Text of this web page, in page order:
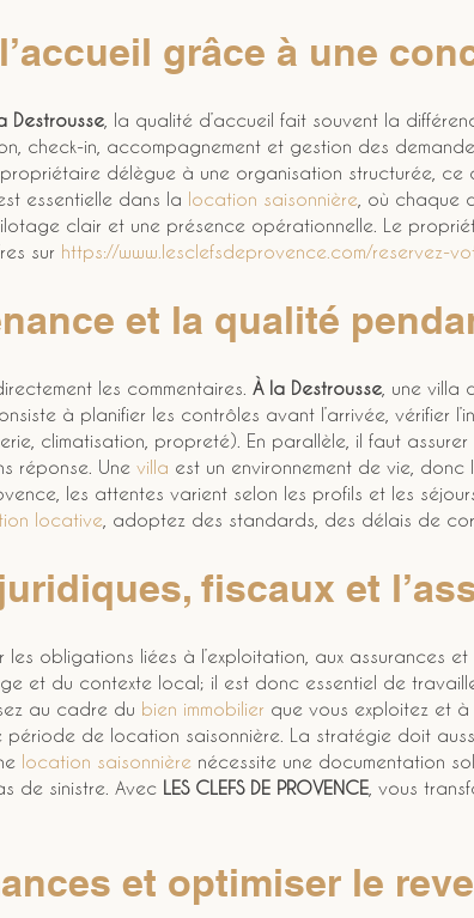
grâce à une
Destrousse , la qualité d’accueil fait souvent la
check-in, accompagnement et gestion des
délègue à une organisation structurée,
essentielle dans la location saisonnière , où chaque
clair et une présence opérationnelle. Le
sur https://www.lesclefsdeprovence.com/reservez-
et la qualité
les commentaires. À la Destrousse , une
à planifier les contrôles avant l’arrivée, vérifier
climatisation, propreté). En parallèle, il faut
réponse. Une villa est un environnement de vie,
les attentes varient selon les profils et les
locative , adoptez des standards, des délais de
fiscaux et
les obligations liées à l’exploitation, aux assurances
et du contexte local; il est donc essentiel de
au cadre du bien immobilier que vous exploitez et
période de location saisonnière. La stratégie doit
location saisonnière nécessite une documentation
de sinistre. Avec LES CLEFS DE PROVENCE , vous
et optimiser le